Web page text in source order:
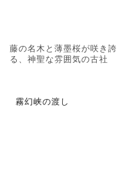
藤の名木と薄墨桜が咲き誇
る、神聖な雰囲気の古社
霧幻峡の渡し